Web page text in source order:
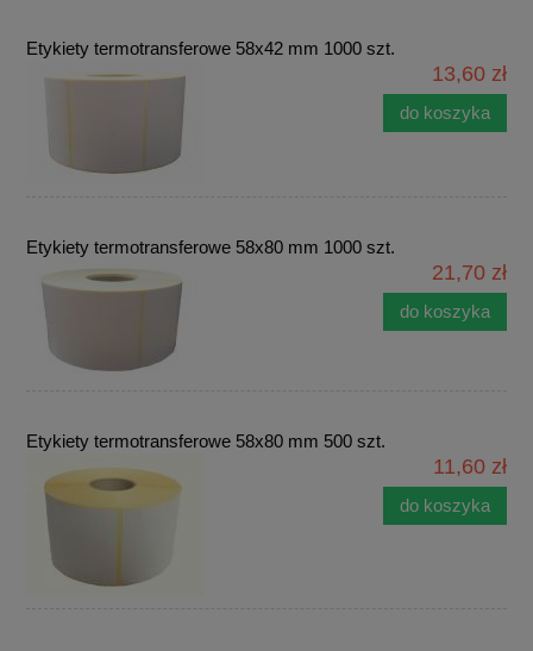
Etykiety termotransferowe 58x42 mm 1000 szt.
13,60 zł
do koszyka
Etykiety termotransferowe 58x80 mm 1000 szt.
21,70 zł
do koszyka
Etykiety termotransferowe 58x80 mm 500 szt.
11,60 zł
do koszyka